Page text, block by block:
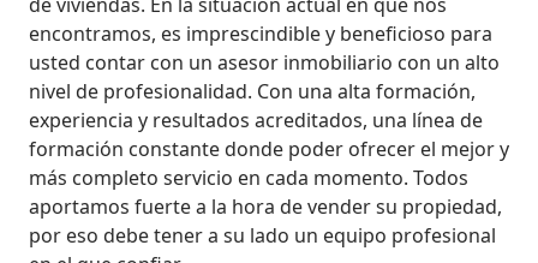
encontramos, es imprescindible y beneficioso para
usted contar con un asesor inmobiliario con un alto
nivel de profesionalidad. Con una alta formación,
experiencia y resultados acreditados, una línea de
formación constante donde poder ofrecer el mejor y
más completo servicio en cada momento. Todos
aportamos fuerte a la hora de vender su propiedad,
por eso debe tener a su lado un equipo profesional